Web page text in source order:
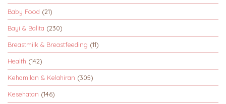
Baby Food (21)
Bayi & Balita (230)
Breastmilk & Breastfeeding (11)
Health (142)
Kehamilan & Kelahiran (305)
Kesehatan (146)